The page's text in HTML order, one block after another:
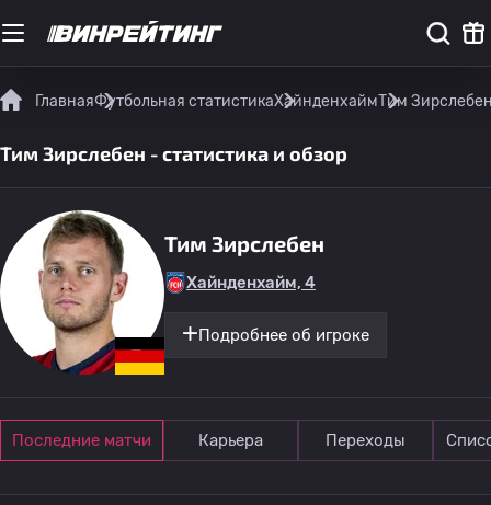
ГлавнаяФутбольная статистикаХайнденхаймТим
Тим Зирслебен - статистика и обзор
Тим Зирслебен
Хайнденхайм, 4
Подробнее об игроке
Последние матчи Карьера Переходы